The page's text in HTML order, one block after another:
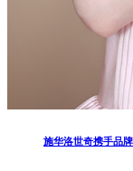
施华洛世奇携手品